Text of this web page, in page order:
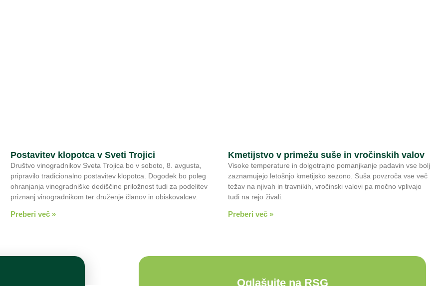
Postavitev klopotca v Sveti Trojici
Društvo vinogradnikov Sveta Trojica bo v soboto, 8. avgusta,
pripravilo tradicionalno postavitev klopotca. Dogodek bo poleg
ohranjanja vinogradniške dediščine priložnost tudi za podelitev
priznanj vinogradnikom ter druženje članov in obiskovalcev.
Preberi več »
Kmetijstvo v primežu suše in vročinskih valov
Visoke temperature in dolgotrajno pomanjkanje padavin vse bolj
zaznamujejo letošnjo kmetijsko sezono. Suša povzroča vse več
težav na njivah in travnikih, vročinski valovi pa močno vplivajo
tudi na rejo živali.
Preberi več »
Oglašujte na RSG